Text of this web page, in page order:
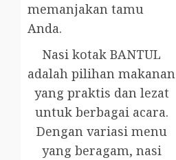
memanjakan tamu
Anda.
Nasi kotak BANTUL
adalah pilihan makanan
yang praktis dan lezat
untuk berbagai acara.
Dengan variasi menu
yang beragam, nasi